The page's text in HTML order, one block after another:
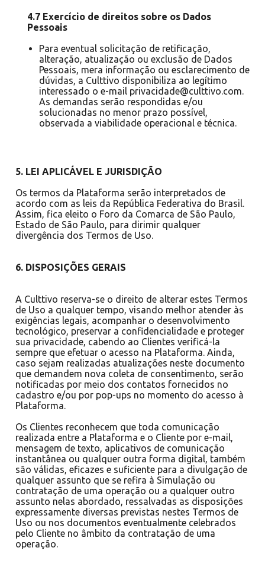
4.7 Exercício de direitos sobre os Dados
Pessoais
Para eventual solicitação de retificação,
alteração, atualização ou exclusão de Dados
Pessoais, mera informação ou esclarecimento de
dúvidas, a Culttivo disponibiliza ao legítimo
interessado o e-mail privacidade@culttivo.com.
As demandas serão respondidas e/ou
solucionadas no menor prazo possível,
observada a viabilidade operacional e técnica.
5. LEI APLICÁVEL E JURISDIÇÃO
Os termos da Plataforma serão interpretados de
acordo com as leis da República Federativa do Brasil.
Assim, fica eleito o Foro da Comarca de São Paulo,
Estado de São Paulo, para dirimir qualquer
divergência dos Termos de Uso.
6. DISPOSIÇÕES GERAIS
A Culttivo reserva-se o direito de alterar estes Termos
de Uso a qualquer tempo, visando melhor atender às
exigências legais, acompanhar o desenvolvimento
tecnológico, preservar a confidencialidade e proteger
sua privacidade, cabendo ao Clientes verificá-la
sempre que efetuar o acesso na Plataforma. Ainda,
caso sejam realizadas atualizações neste documento
que demandem nova coleta de consentimento, serão
notificadas por meio dos contatos fornecidos no
cadastro e/ou por pop-ups no momento do acesso à
Plataforma.
Os Clientes reconhecem que toda comunicação
realizada entre a Plataforma e o Cliente por e-mail,
mensagem de texto, aplicativos de comunicação
instantânea ou qualquer outra forma digital, também
são válidas, eficazes e suficiente para a divulgação de
qualquer assunto que se refira à Simulação ou
contratação de uma operação ou a qualquer outro
assunto nelas abordado, ressalvadas as disposições
expressamente diversas previstas nestes Termos de
Uso ou nos documentos eventualmente celebrados
pelo Cliente no âmbito da contratação de uma
operação.